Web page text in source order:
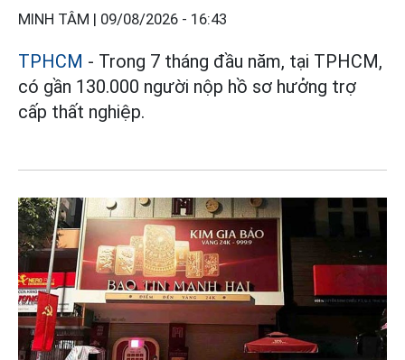
MINH TÂM | 09/08/2026 - 16:43
TPHCM - Trong 7 tháng đầu năm, tại TPHCM,
có gần 130.000 người nộp hồ sơ hưởng trợ
cấp thất nghiệp.